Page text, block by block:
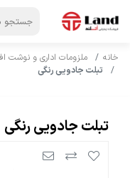
خانه ملزومات اداری و نوشت
تبلت جادویی رنگی
تبلت جادویی رنگی